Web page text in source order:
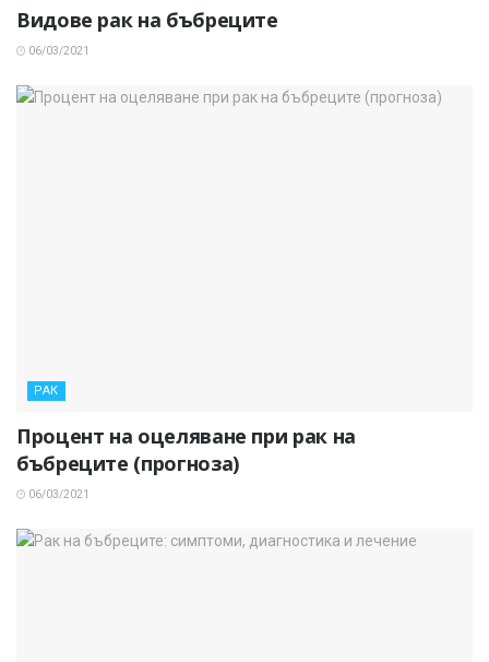
Видове рак на бъбреците
06/03/2021
РАК
Процент на оцеляване при рак на
бъбреците (прогноза)
06/03/2021